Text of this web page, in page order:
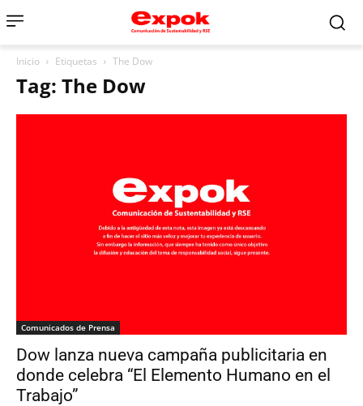
Inicio Etiquetas The Dow
Tag: The Dow
Comunicados de Prensa
Dow lanza nueva campaña publicitaria en
donde celebra “El Elemento Humano en el
Trabajo”